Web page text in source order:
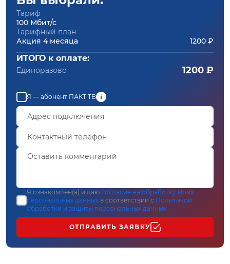
Тариф
100 Мбит/с
Тарифный план
Акция 4 месяца
1200 ₽
ИТОГО к оплате:
Единоразово 1200 ₽
Я — абонент ПАКТ ТВ
Я ознакомлен(а) и даю согласие на обработку моих
персональных данных в соответствии с Политикой
обработки и защиты персональных данных
ОТПРАВИТЬ ЗАЯВКУ